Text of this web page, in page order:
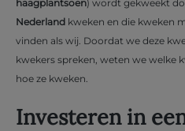
haagplantsoen) wordt gekweekt
Nederland kweken en die kweken
vinden als wij. Doordat we deze
kwekers spreken, weten we welke
hoe ze kweken.
Investeren in